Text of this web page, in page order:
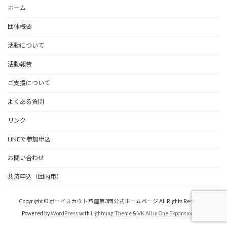
ホーム
団体概要
活動について
活動報告
ご支援について
よくある質問
リンク
LINEで参加申込
お問い合わせ
共済申込（団内用）
Copyright © ボーイスカウト芦屋第3団公式ホームページ All Rights Reserved.
Powered byWordPresswith Lightning Theme& VK All in One Expansion Unit